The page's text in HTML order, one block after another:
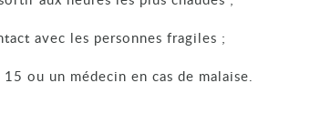
avec les personnes fragiles ;
ou un médecin en cas de malaise.